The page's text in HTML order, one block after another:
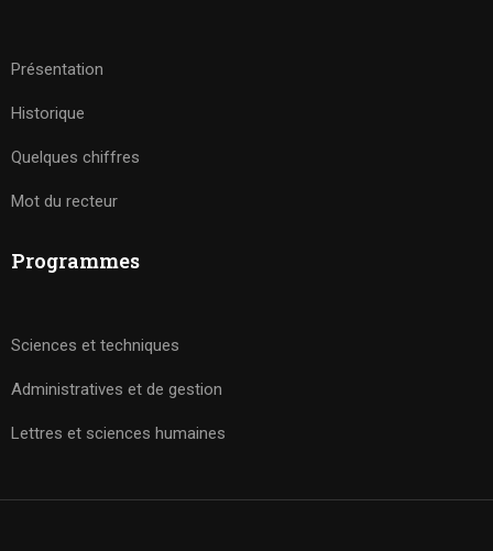
Présentation
Historique
Quelques chiffres
Mot du recteur
Programmes
Sciences et techniques
Administratives et de gestion
Lettres et sciences humaines